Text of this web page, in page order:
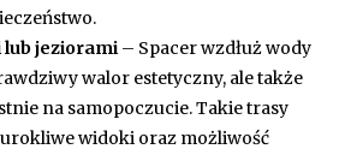
lub jeziorami – Spacer wzdłuż wody
walor estetyczny, ale także
na samopoczucie. Takie trasy
widoki oraz możliwość